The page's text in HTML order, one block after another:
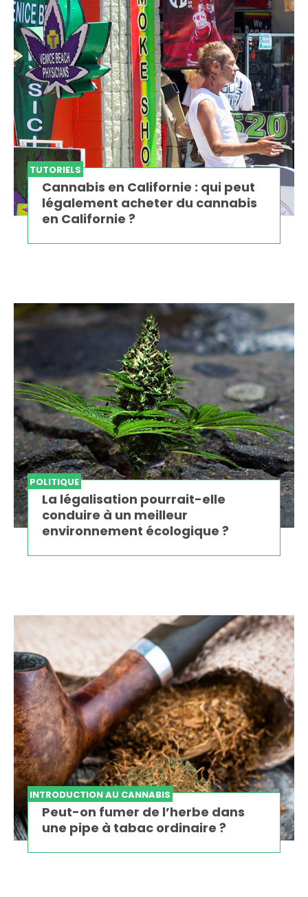
TUTORIELS
Cannabis en Californie : qui peut
légalement acheter du cannabis
en Californie ?
POLITIQUE
La légalisation pourrait-elle
conduire à un meilleur
environnement écologique ?
INTRODUCTION AU CANNABIS
Peut-on fumer de l’herbe dans
une pipe à tabac ordinaire ?